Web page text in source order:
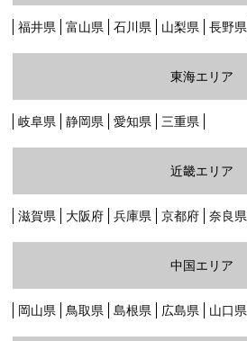
コラム
福井県 富山県 石川県 山梨県 長野県
東海エリア
岐阜県 静岡県 愛知県 三重県
近畿エリア
滋賀県 大阪府 兵庫県 京都府 奈良県
中国エリア
岡山県 鳥取県 島根県 広島県 山口県